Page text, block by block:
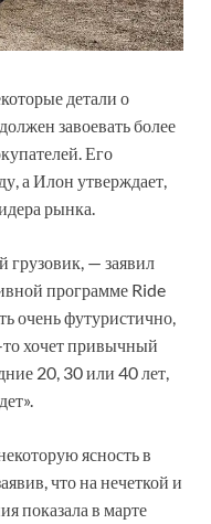
детали о
завоевать более
Его
а Илон утверждает,
рынка.
грузовик, — заявил
программе Ride
очень футуристично,
то хочет привычный
20, 30 или 40 лет,
ясность в
что на нечеткой и
показала в марте